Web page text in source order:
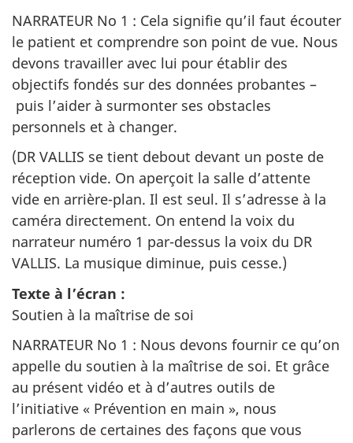
NARRATEUR No 1 : Cela signifie qu’il faut écouter
le patient et comprendre son point de vue. Nous
devons travailler avec lui pour établir des
objectifs fondés sur des données probantes –
puis l’aider à surmonter ses obstacles
personnels et à changer.
(DR VALLIS se tient debout devant un poste de
réception vide. On aperçoit la salle d’attente
vide en arrière-plan. Il est seul. Il s’adresse à la
caméra directement. On entend la voix du
narrateur numéro 1 par-dessus la voix du DR
VALLIS. La musique diminue, puis cesse.)
Texte à l’écran :
Soutien à la maîtrise de soi
NARRATEUR No 1 : Nous devons fournir ce qu’on
appelle du soutien à la maîtrise de soi. Et grâce
au présent vidéo et à d’autres outils de
l’initiative « Prévention en main », nous
parlerons de certaines des façons que vous